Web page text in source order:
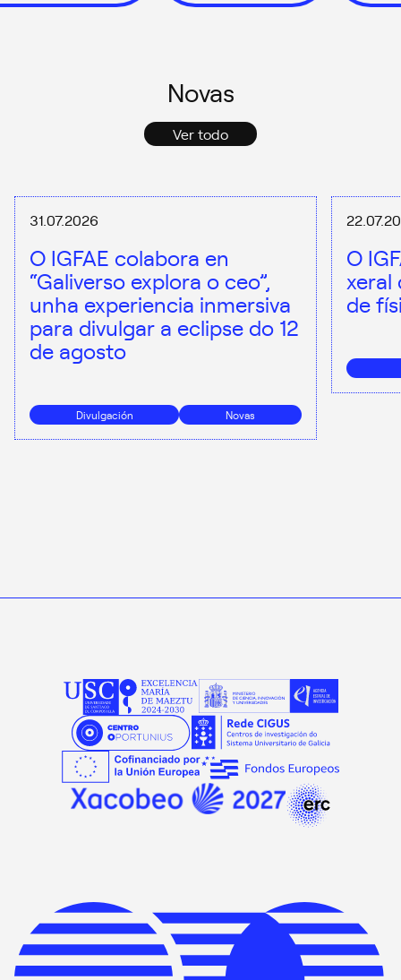
Novas
Ver todo
31.07.2026
O IGFAE colabora en
“Galiverso explora o ceo”,
unha experiencia inmersiva
para divulgar a eclipse do 12
de agosto
Divulgación Novas
O
xeral
de